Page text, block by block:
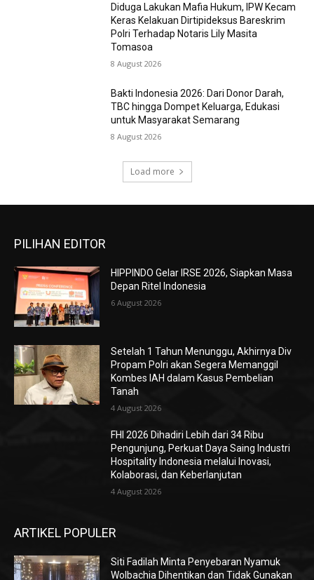
Diduga Lakukan Mafia Hukum, IPW Kecam
Keras Kelakuan Dirtipideksus Bareskrim
Polri Terhadap Notaris Lily Masita
Tomasoa
8 August 2026
Bakti Indonesia 2026: Dari Donor Darah,
TBC hingga Dompet Keluarga, Edukasi
untuk Masyarakat Semarang
8 August 2026
Load more
PILIHAN EDITOR
HIPPINDO Gelar IRSE 2026, Siapkan Masa
Depan Ritel Indonesia
6 August 2026
Setelah 1 Tahun Menunggu, Akhirnya Div
Propam Polri akan Segera Memanggil
Kombes IAH dalam Kasus Pembelian
Tanah
4 August 2026
FHI 2026 Dihadiri Lebih dari 34 Ribu
Pengunjung, Perkuat Daya Saing Industri
Hospitality Indonesia melalui Inovasi,
Kolaborasi, dan Keberlanjutan
4 August 2026
ARTIKEL POPULER
Siti Fadilah Minta Penyebaran Nyamuk
Wolbachia Dihentikan dan Tidak Gunakan